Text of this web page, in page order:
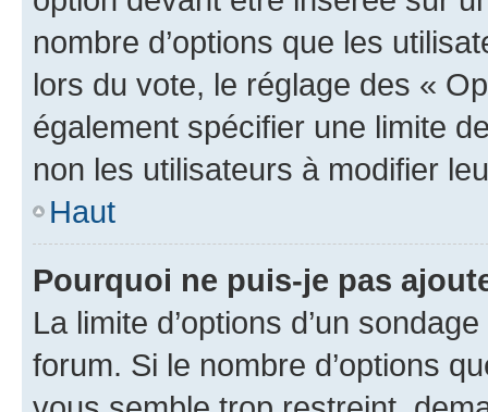
nombre d’options que les
lors du vote, le réglage des «
également spécifier une limite
non les utilisateurs à modifier
Haut
Pourquoi ne puis-je pas
La limite d’options d’un
forum. Si le nombre d’options